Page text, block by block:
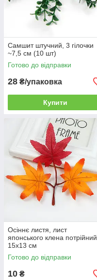
Самшит штучний, 3 гілочки
~7,5 см (10 шт)
Готово до відправки
28 ₴/упаковка
Купити
Осіннє листя, лист
японського клена потрійний
15х13 см
Готово до відправки
10 ₴